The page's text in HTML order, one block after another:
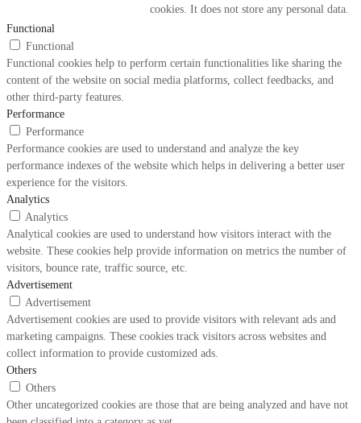
cookies. It does not store any personal data.
Functional
Functional
Functional cookies help to perform certain functionalities like sharing the
content of the website on social media platforms, collect feedbacks, and
other third-party features.
Performance
Performance
Performance cookies are used to understand and analyze the key
performance indexes of the website which helps in delivering a better user
experience for the visitors.
Analytics
Analytics
Analytical cookies are used to understand how visitors interact with the
website. These cookies help provide information on metrics the number of
visitors, bounce rate, traffic source, etc.
Advertisement
Advertisement
Advertisement cookies are used to provide visitors with relevant ads and
marketing campaigns. These cookies track visitors across websites and
collect information to provide customized ads.
Others
Others
Other uncategorized cookies are those that are being analyzed and have not